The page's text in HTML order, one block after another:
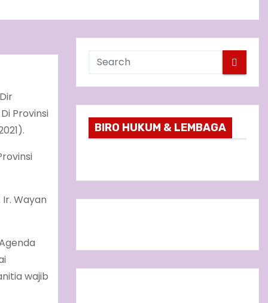
Provinsi
Wayan
wajib
BIRO HUKUM & LEMBAGA